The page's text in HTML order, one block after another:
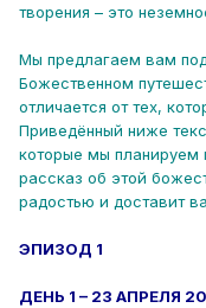
творения – это
Мы предлагаем вам
Божественном
отличается от тех,
Приведённый ниже
которые мы планируем
рассказ об этой
радостью и доставит
ЭПИЗОД 1
ДЕНЬ 1 – 23 АПРЕЛЯ